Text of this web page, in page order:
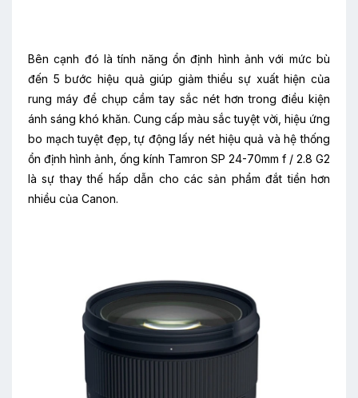
Bên cạnh đó là tính năng ổn định hình ảnh với mức bù
đến 5 bước hiệu quả giúp giảm thiểu sự xuất hiện của
rung máy để chụp cầm tay sắc nét hơn trong điều kiện
ánh sáng khó khăn. Cung cấp màu sắc tuyệt vời, hiệu ứng
bo mạch tuyệt đẹp, tự động lấy nét hiệu quả và hệ thống
ổn định hình ảnh, ống kính Tamron SP 24-70mm f / 2.8 G2
là sự thay thế hấp dẫn cho các sản phẩm đắt tiền hơn
nhiều của Canon.